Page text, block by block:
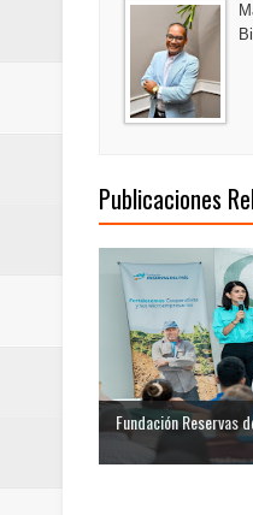
Publicaciones
Fundación Reservas